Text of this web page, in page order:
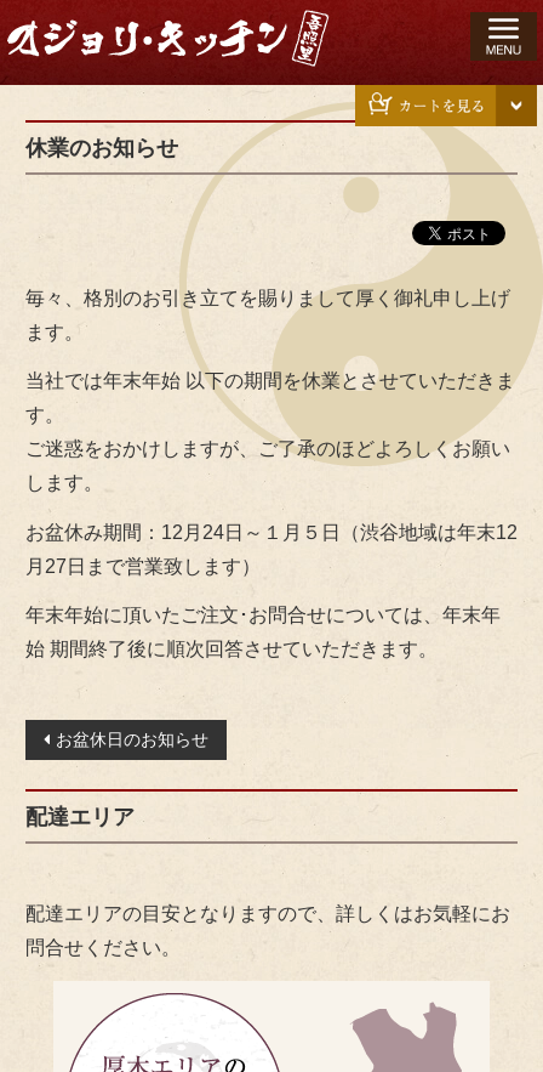
ン
テ
休業のお知らせ
毎々、格別のお引き立てを賜りまして厚く御礼申し上げ
ます。
当社では年末年始 以下の期間を休業とさせていただきま
す。
ご迷惑をおかけしますが、ご了承のほどよろしくお願い
します。
お盆休み期間：12月24日～１月５日（渋谷地域は年末12
月27日まで営業致します）
年末年始に頂いたご注文･お問合せについては、年末年
始 期間終了後に順次回答させていただきます。
投
稿
ナ
ビ
ゲ
ー
シ
ョ
お盆休日のお知らせ
配達エリア
配達エリアの目安となりますので、詳しくはお気軽にお
問合せください。